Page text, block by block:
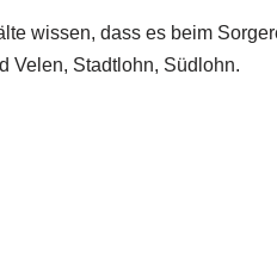
wissen, dass es beim
Velen, Stadtlohn, Südlohn.